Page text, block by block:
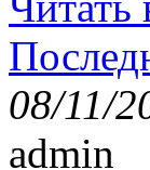
08/11/
admin